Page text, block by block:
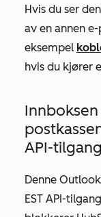
Hvis du ser
av en annen
eksempel
hvis du kjører
API-tilgang
Denne
EST API-